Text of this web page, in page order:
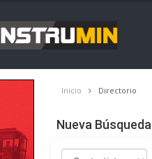
Inicio Directorio
Nueva Búsqueda